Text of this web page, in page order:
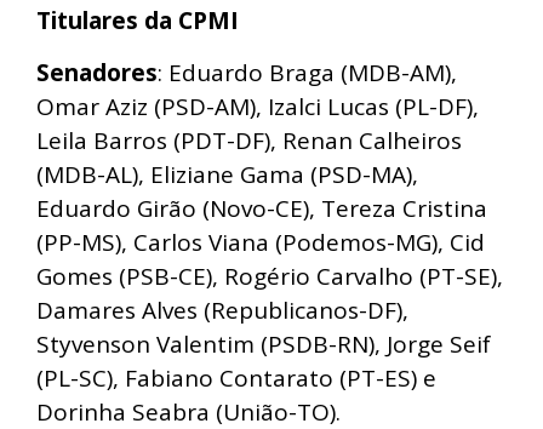
Titulares da CPMI
Senadores: Eduardo Braga (MDB-AM),
Omar Aziz (PSD-AM), Izalci Lucas (PL-DF),
Leila Barros (PDT-DF), Renan Calheiros
(MDB-AL), Eliziane Gama (PSD-MA),
Eduardo Girão (Novo-CE), Tereza Cristina
(PP-MS), Carlos Viana (Podemos-MG), Cid
Gomes (PSB-CE), Rogério Carvalho (PT-SE),
Damares Alves (Republicanos-DF),
Styvenson Valentim (PSDB-RN), Jorge Seif
(PL-SC), Fabiano Contarato (PT-ES) e
Dorinha Seabra (União-TO).